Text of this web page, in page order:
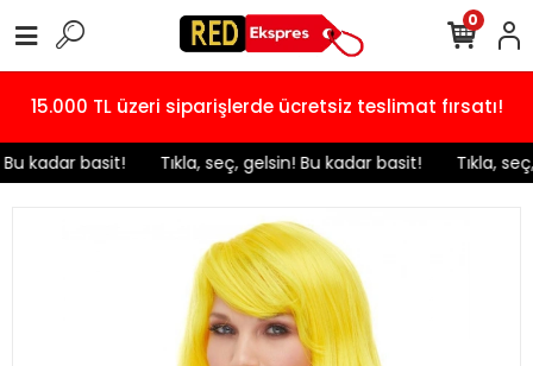
15.000 TL üzeri siparişlerde ücretsiz teslimat fırsatı!
kadar basit! ️ Tıkla, seç, gelsin! Bu kadar basit! Tıkla,
0